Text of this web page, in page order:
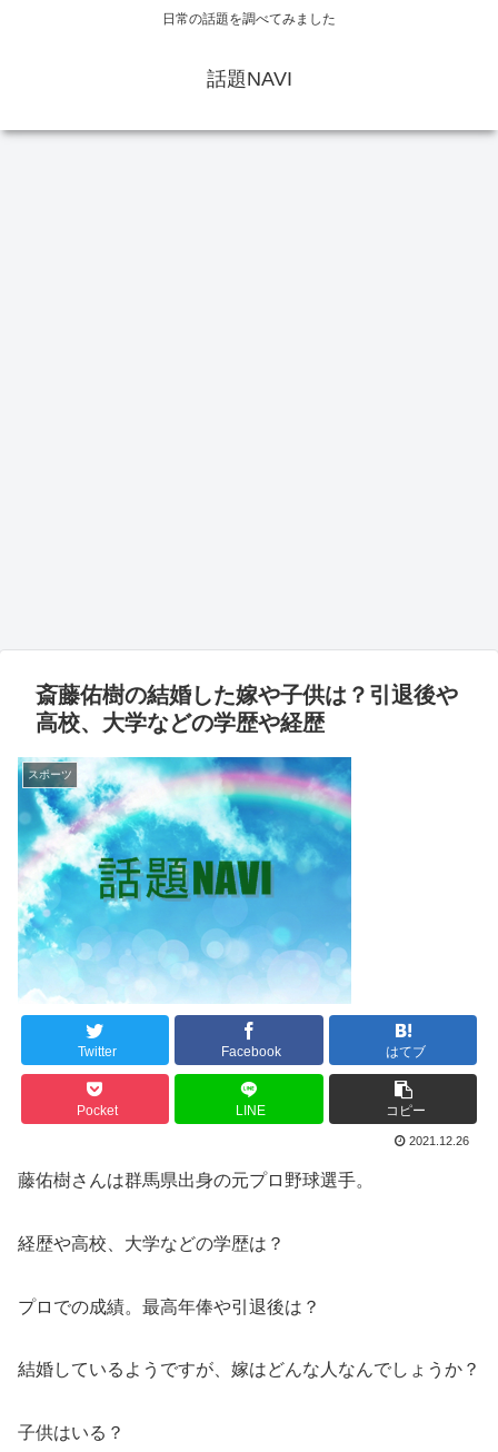
日常の話題を調べてみました
話題NAVI
斎藤佑樹の結婚した嫁や子供は？引退後や
高校、大学などの学歴や経歴
スポーツ
Twitter Facebook はてブ
Pocket LINE コピー
2021.12.26
藤佑樹さんは群馬県出身の元プロ野球選手。
経歴や高校、大学などの学歴は？
プロでの成績。最高年俸や引退後は？
結婚しているようですが、嫁はどんな人なんでしょうか？
子供はいる？